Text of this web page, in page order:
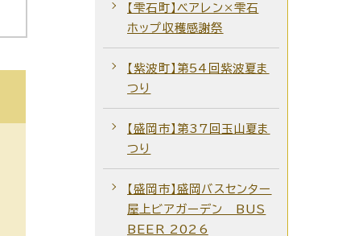
【雫石町】ベアレン×雫石
ホップ収穫感謝祭
【紫波町】第54回紫波夏ま
つり
【盛岡市】第37回玉山夏ま
つり
【盛岡市】盛岡バスセンター
屋上ビアガーデン BUS
BEER 2026